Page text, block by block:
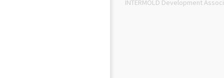
INTERMOLD Development